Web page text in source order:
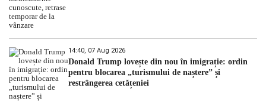
14:40, 07 Aug 2026
Donald Trump lovește din nou în imigrație: ordin
pentru blocarea „turismului de naștere” și
restrângerea cetățeniei